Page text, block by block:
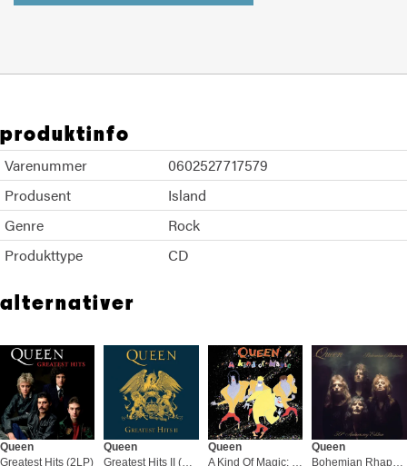
produktinfo
Varenummer
0602527717579
Produsent
Island
Genre
Rock
Produkttype
CD
alternativer
Queen
Greatest Hits (2LP)
Queen
Greatest Hits II (2LP)
Queen
A Kind Of Magic: 2022 Reissue (US) (LP)
Queen
Bohemian Rhapsody: 50th… - LTD (12")